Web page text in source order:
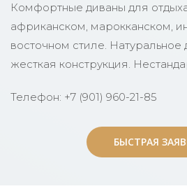
Комфортные диваны для
африканском, марокканском,
восточном стиле. Натуральное
жесткая конструкция.
Телефон: +7 (901) 960-21-85
БЫСТРАЯ
БЫСТРАЯ